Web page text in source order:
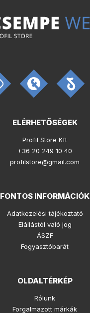
ELÉRHETŐSÉGEK
Profil Store Kft
+36 20 249 10 40
profilstore@gmail.com
FONTOS INFORMÁCIÓK
Adatkezelési tájékoztató
Elállástól való jog
ÁSZF
Fogyasztóbarát
OLDALTÉRKÉP
Rólunk
Forgalmazott márkák